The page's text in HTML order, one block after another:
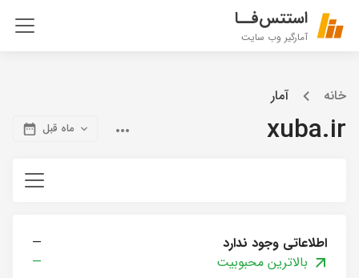
استتس‌فــا
آمارگیر وب سایت
خانه آمار
xuba.ir ماه قبل
اطلاعاتی وجود ندارد
—
بالاترین محبوبیت
—